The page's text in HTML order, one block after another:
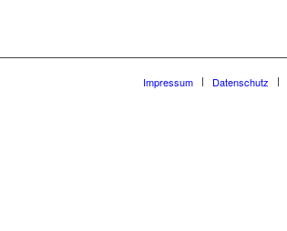
Impressum Datenschutz